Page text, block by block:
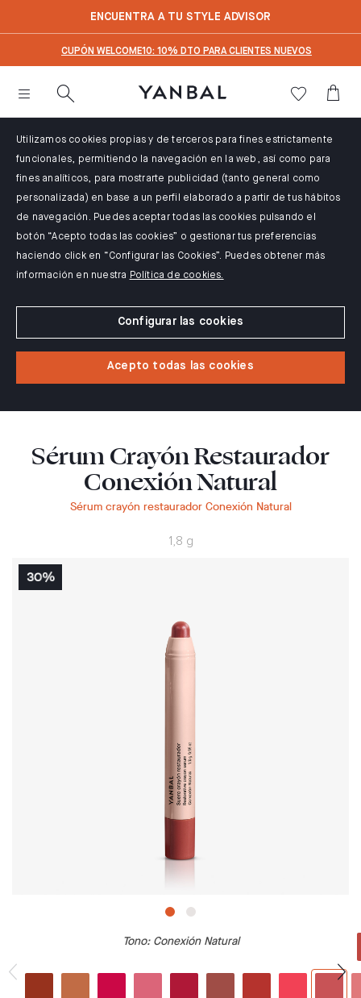
ENCUENTRA A TU STYLE ADVISOR
CUPÓN WELCOME10: 10% DTO PARA CLIENTES NUEVOS
Utilizamos cookies propias y de terceros para fines estrictamente
funcionales, permitiendo la navegación en la web, así como para
fines analíticos, para mostrarte publicidad (tanto general como
personalizada) en base a un perfil elaborado a partir de tus hábitos
de navegación. Puedes aceptar todas las cookies pulsando el
botón “Acepto todas las cookies” o gestionar tus preferencias
haciendo click en “Configurar las Cookies”. Puedes obtener más
información en nuestra Política de cookies.
Configurar las cookies
Acepto todas las cookies
Sérum Crayón Restaurador
Conexión Natural
Sérum crayón restaurador Conexión Natural
1,8 g
Tono: Conexión Natural